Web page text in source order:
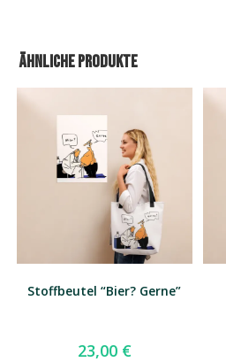
Ähnliche Produkte
Stoffbeutel “Bier? Gerne”
23,00 €